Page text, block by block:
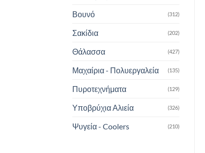
Βουνό (312)
Σακίδια (202)
Θάλασσα (427)
Μαχαίρια - Πολυεργαλεία (135)
Πυροτεχνήματα (129)
Υποβρύχια Αλιεία (326)
Ψυγεία - Coolers (210)
Add to
wishlist
Add to
wishlist